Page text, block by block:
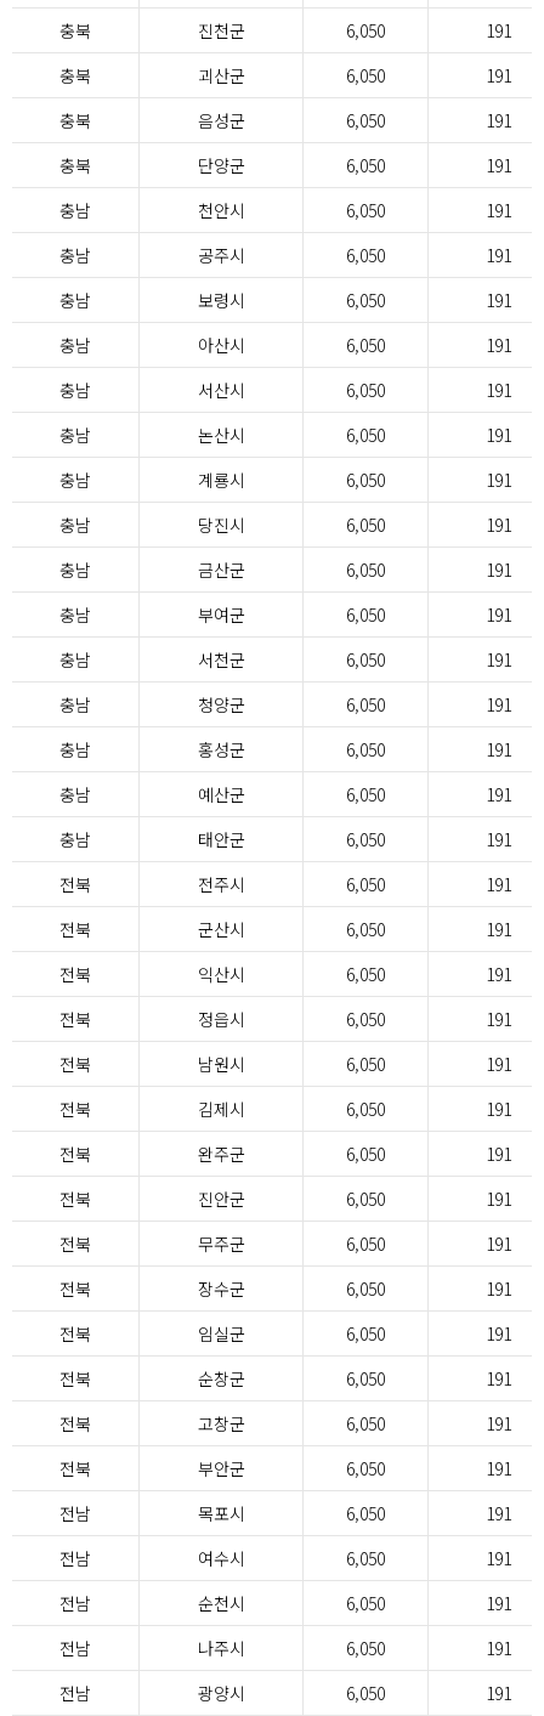
충북 진천군 6,050
191
충북
괴산군 6,050
191
충북
음성군 6,050
191
충북
단양군 6,050
191
충남
천안시 6,050
191
충남
공주시 6,050
191
충남
보령시 6,050
191
충남
아산시 6,050
191
충남
서산시 6,050
191
충남
논산시 6,050
191
충남
계룡시 6,050
191
충남
당진시 6,050
191
충남
금산군 6,050
191
충남
부여군 6,050
191
충남
서천군 6,050
191
충남
청양군 6,050
191
충남
홍성군 6,050
191
충남
예산군 6,050
191
충남
태안군 6,050
191
전북
전주시 6,050
191
전북
군산시 6,050
191
전북
익산시 6,050
191
전북
정읍시 6,050
191
전북
남원시 6,050
191
전북
김제시 6,050
191
전북
완주군 6,050
191
전북
진안군 6,050
191
전북
무주군 6,050
191
전북
장수군 6,050
191
전북
임실군 6,050
191
전북
순창군 6,050
191
전북
고창군 6,050
191
전북
부안군 6,050
191
전남
목포시 6,050
191
전남
여수시 6,050
191
전남
순천시 6,050
191
전남
나주시 6,050
191
전남
광양시 6,050
191